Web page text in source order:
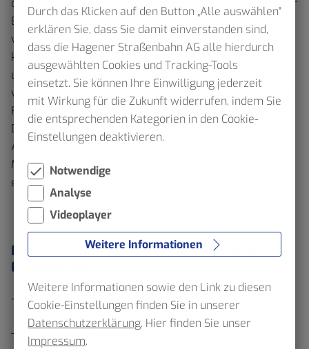
den Gelenkbus mit rund 200 Kilometern. Der Einsatz der
Elektrobusse ist nur auf Umläufen vorgesehen, die sie
von der Reichweite her mit einer Ladung bewältigen
können. Aber der Faktor Mensch ist nicht zu
unterschätzen: „Eine wenig energiesparende Fahrweise
verkürzt die Reichweite deutlich. Eine vorausschauende
Fahrweise ist hier dringend angeraten“, betont Radtke.
Das gilt natürlich auch für Busse mit herkömmlichen
Antrieben. Der Hagener Masterplan Nachhaltige
Mobilität verfolgt daher auch das Ziel, mit
energiesparendem Fahren die Umwelt zu entlasten.
Fakten zur Infrastruktur für die neuen
Elektrobusse
10 kV-Mittelspannungsleitung
2 Transformatoren mit jeweils 8 Ladepunkten
Durch das Klicken auf den Button „Alle auswählen"
erklären Sie, dass Sie damit einverstanden sind,
dass die Hagener Straßenbahn AG alle hierdurch
ausgewählten Cookies und Tracking-Tools
einsetzt. Sie können Ihre Einwilligung jederzeit
mit Wirkung für die Zukunft widerrufen, indem Sie
die entsprechenden Kategorien in den Cookie-
Einstellungen deaktivieren.
Notwendige
Analyse
Videoplayer
Weitere Informationen
Weitere Informationen sowie den Link zu diesen
Cookie-Einstellungen finden Sie in unserer
Datenschutzerklärung. Hier finden Sie unser
Impressum.